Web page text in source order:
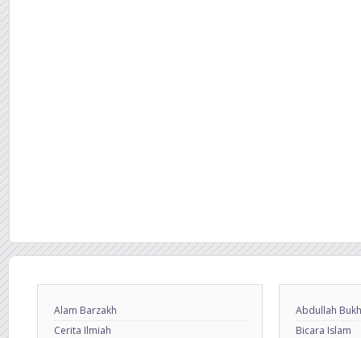
Alam Barzakh
Cerita Ilmiah
Abdullah
Bicara Islam